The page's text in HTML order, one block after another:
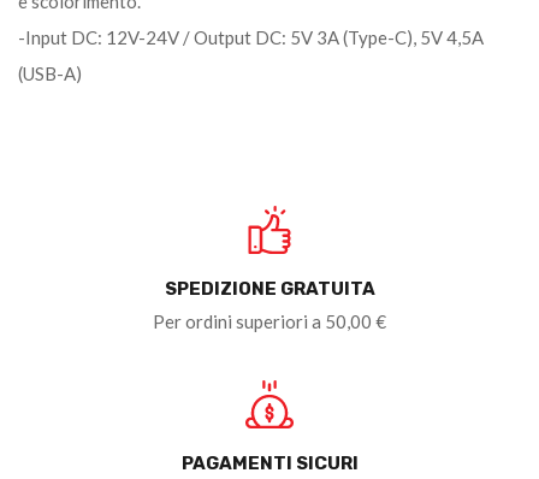
-Input DC: 12V-24V / Output DC: 5V 3A (Type-C), 5V 4,5A
(USB-A)
SPEDIZIONE GRATUITA
Per ordini superiori a 50,00 €
PAGAMENTI SICURI